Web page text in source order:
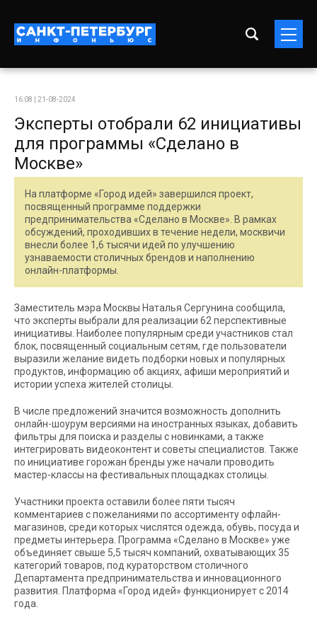
16:08 | 21-08-2024
Эксперты отобрали 62 инициативы
для программы «Сделано в
Москве»
На платформе «Город идей» завершился проект,
посвященный программе поддержки
предпринимательства «Сделано в Москве». В рамках
обсуждений, проходивших в течение недели, москвичи
внесли более 1,6 тысячи идей по улучшению
узнаваемости столичных брендов и наполнению
онлайн-платформы.
Заместитель мэра Москвы Наталья Сергунина сообщила,
что эксперты выбрали для реализации 62 перспективные
инициативы. Наиболее популярным среди участников стал
блок, посвященный социальным сетям, где пользователи
выразили желание видеть подборки новых и популярных
продуктов, информацию об акциях, афиши мероприятий и
истории успеха жителей столицы.
В числе предложений значится возможность дополнить
онлайн-шоурум версиями на иностранных языках, добавить
фильтры для поиска и разделы с новинками, а также
интегрировать видеоконтент и советы специалистов. Также
по инициативе горожан бренды уже начали проводить
мастер-классы на фестивальных площадках столицы.
Участники проекта оставили более пяти тысяч
комментариев с пожеланиями по ассортименту офлайн-
магазинов, среди которых числятся одежда, обувь, посуда и
предметы интерьера. Программа «Сделано в Москве» уже
объединяет свыше 5,5 тысяч компаний, охватывающих 35
категорий товаров, под кураторством столичного
Департамента предпринимательства и инновационного
развития. Платформа «Город идей» функционирует с 2014
года.